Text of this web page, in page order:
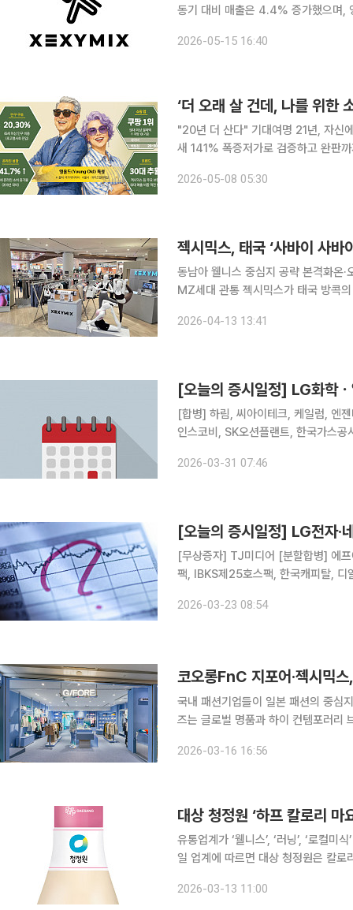
동기 대비 매출은 4.4% 증가했으며, 영업이익은
도가 확대되면서 전반적인 영업이익
2026-05-15 16:40
‘더 오래 살 건데, 나를 위한
"20년 더 산다" 기대여명 21년, 자신
새 141% 폭증저가로 검증하고 완판
세대가 유통 시장의 주역으로 부상했
2026-05-08 05:30
젝시믹스, 태국 ‘사바이 사바
동남아 웰니스 중심지 공략 본격화온
MZ세대 관통 젝시믹스가 태국 방콕의 핵심 상권인 ‘센트럴 파크’에 국내 애슬레저 브랜드 최초로
입점한 센트럴 파크 4층 ‘라이프 에센
2026-04-13 13:41
[오늘의 증시일정] LG화학
[합병] 하림, 씨아이테크, 케일럼, 엔젠바이오 [상호변경] 인티큐브 [주주총회] 티
인스코비, SK오션플랜트, 한국가스
풀무원, 태경산업, 강원랜드, 영흥, 황
2026-03-31 07:46
[오늘의 증시일정] LG전자·
[무상증자] TJ미디어 [분할합병] 에
팩, IBKS제25호스팩, 한국캐피탈,
오로스테크놀로지, 링크제니시스, 한
2026-03-23 08:54
코오롱FnC 지포어·젝시믹
국내 패션기업들이 일본 패션의 중심
즈는 글로벌 명품과 하이 컨템포러리 브랜드
2026-03-16 16:56
유통업계가 ‘웰니스’, ‘러닝’, ‘로컬
일 업계에 따르면 대상 청정원은 칼로
샷’을, 오뚜기는 부산 밀면의 맛을 담
2026-03-13 11:00